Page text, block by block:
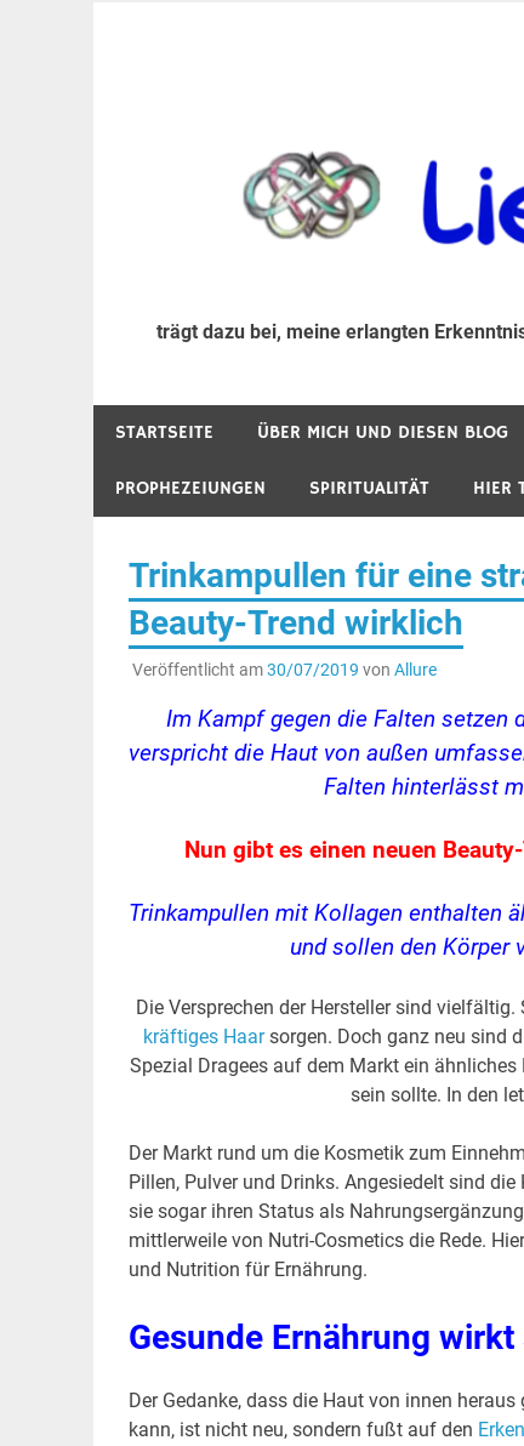
trägt dazu bei, meine erlangten
STARTSEITE ÜBER MICH UND DIESEN BLOG
PROPHEZEIUNGEN SPIRITUALITÄT HIER
Trinkampullen für eine
Beauty-Trend wirklich
Veröffentlicht am30/07/2019 von Allure
Im Kampf gegen die Falten setzen
verspricht die Haut von außen
Falten hinterlässt
Nun gibt es einen neuen
Trinkampullen mit Kollagen enthalten
und sollen den Körper
Die Versprechen der Hersteller sind vielfältig.
kräftiges Haarsorgen. Doch ganz neu sind
Spezial Dragees auf dem Markt ein
sein sollte. In den
Der Markt rund um die Kosmetik zum
Pillen, Pulver und Drinks. Angesiedelt sind
sie sogar ihren Status als
mittlerweile von Nutri-Cosmetics die Rede.
und Nutrition für Ernährung.
Gesunde Ernährung
Der Gedanke, dass die Haut von innen
kann, ist nicht neu, sondern fußt auf den